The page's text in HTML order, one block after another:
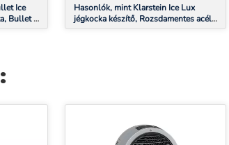
Ice
Bullet &
Hasonlók, mint Klarstein Ice Lux
jégkocka készítő, Rozsdamentes acél,
23 kg/24 ó, Öntisztító